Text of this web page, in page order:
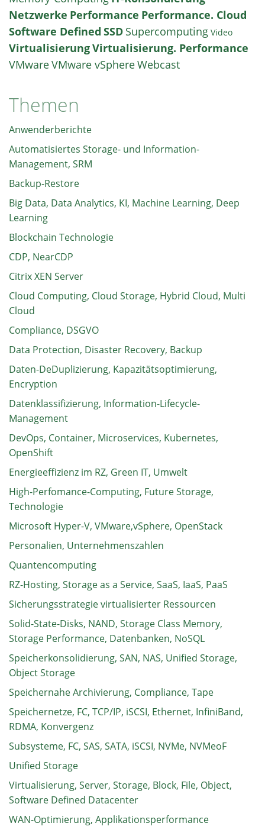
Netzwerke Performance Performance. Cloud
Software Defined SSD Supercomputing Video
VirtualisierungVirtualisierung. Performance
VMwareVMware vSphereWebcast
Themen
Anwenderberichte
Automatisiertes Storage- und Information-
Management, SRM
Backup-Restore
Big Data, Data Analytics, KI, Machine Learning, Deep
Learning
Blockchain Technologie
CDP, NearCDP
Citrix XEN Server
Cloud Computing, Cloud Storage, Hybrid Cloud, Multi
Cloud
Compliance, DSGVO
Data Protection, Disaster Recovery, Backup
Daten-DeDuplizierung, Kapazitätsoptimierung,
Encryption
Datenklassifizierung, Information-Lifecycle-
Management
DevOps, Container, Microservices, Kubernetes,
OpenShift
Energieeffizienz im RZ, Green IT, Umwelt
High-Perfomance-Computing, Future Storage,
Technologie
Microsoft Hyper-V, VMware,vSphere, OpenStack
Personalien, Unternehmenszahlen
Quantencomputing
RZ-Hosting, Storage as a Service, SaaS, IaaS, PaaS
Sicherungsstrategie virtualisierter Ressourcen
Solid-State-Disks, NAND, Storage Class Memory,
Storage Performance, Datenbanken, NoSQL
Speicherkonsolidierung, SAN, NAS, Unified Storage,
Object Storage
Speichernahe Archivierung, Compliance, Tape
Speichernetze, FC, TCP/IP, iSCSI, Ethernet, InfiniBand,
RDMA, Konvergenz
Subsysteme, FC, SAS, SATA, iSCSI, NVMe, NVMeoF
Unified Storage
Virtualisierung, Server, Storage, Block, File, Object,
Software Defined Datacenter
WAN-Optimierung, Applikationsperformance